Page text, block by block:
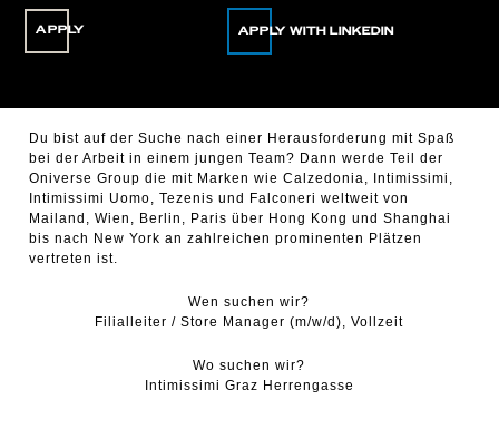
APPLY
Du bist auf der Suche nach einer Herausforderung mit Spaß
bei der Arbeit in einem jungen Team? Dann werde Teil der
Oniverse Group die mit Marken wie Calzedonia, Intimissimi,
Intimissimi Uomo, Tezenis und Falconeri weltweit von
Mailand, Wien, Berlin, Paris über Hong Kong und Shanghai
bis nach New York an zahlreichen prominenten Plätzen
vertreten ist.
Wen suchen wir?
Filialleiter / Store Manager (m/w/d), Vollzeit
Wo suchen wir?
Intimissimi Graz Herrengasse